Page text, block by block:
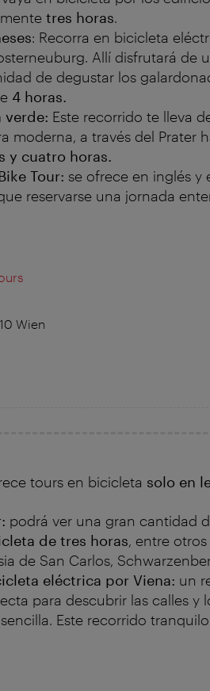
tres horas.
: Recorra en bicicleta
Allí disfrutará de
de degustar los
4 horas.
verde: Este recorrido te lleva
moderna, a través del Prater
y cuatro horas.
Tour: se ofrece en inglés y
reservarse una jornada
Wien
tours en bicicleta solo en
podrá ver una gran cantidad
de tres horas, entre otros
de San Carlos,
eléctrica por Viena: un
para descubrir las calles y
Este recorrido